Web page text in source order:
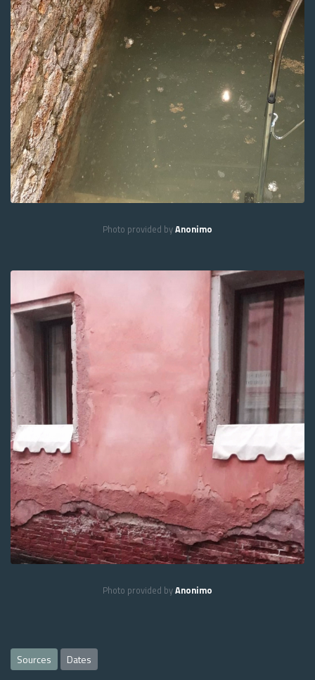
Photo provided byAnonimo
Photo provided byAnonimo
Sources Dates